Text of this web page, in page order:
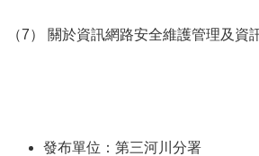
（7） 關於資訊網路安全維護管理及資
發布單位：第三河川分署